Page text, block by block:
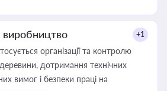
+1
організації та контролю
дотримання технічних
вимог і безпеки праці на